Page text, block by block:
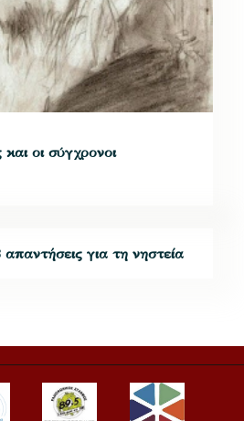
οι σύγχρονοι
για τη νηστεία